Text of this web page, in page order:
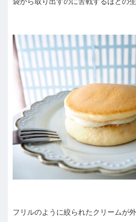
フリルのように絞られたクリームが